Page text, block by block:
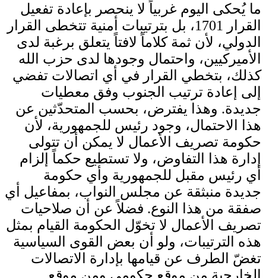
ما يُحكى اليوم غربياً لا ينحصر بإعادة تفعيل
القرار 1701، بل بترتيبات أمنية تتخطى القرار
الدولي، لأن ثمة كلاماً لافتاً يتعلق برغبة لدى
الأميركيين، واحتمال وجودها لدى حزب الله
كذلك، بتخطي القرار في أي اتصالات تفضي
إلى إعادة ترتيب الجنوب وفق معطيات
جديدة. وهذا يفترض، بحسب المتحدّثين عن
هذا الاحتمال، وجود رئيس للجمهورية، لأن
حكومة تصريف الأعمال لا يمكن أن تتولى
إدارة هذا التفاوض، ولا تستطيع حكماً إلزام
أي رئيس مقبل للجمهورية وأي حكومة
جديدة منبثقة عن مجلس النواب، بمفاعيل أي
صفقة من هذا النوع. فضلاً عن أن صلاحيات
تصريف الأعمال لا تخوّل الحكومة القيام بمثل
هذه الترتيبات، ولو أن بعض القوى السياسية
تغضّ الطرف عن قيامها بإدارة الاتصالات
الخارجية من موقع حكومي ومن موقع